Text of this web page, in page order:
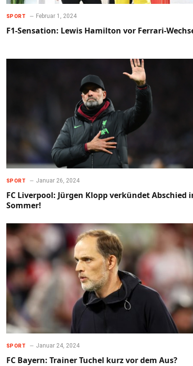
SPORT Februar 1, 2024
F1-Sensation: Lewis Hamilton vor Ferrari-
SPORT Januar 26, 2024
FC Liverpool: Jürgen Klopp verkündet Abschied
Sommer!
SPORT Januar 24, 2024
FC Bayern: Trainer Tuchel kurz vor dem Aus?